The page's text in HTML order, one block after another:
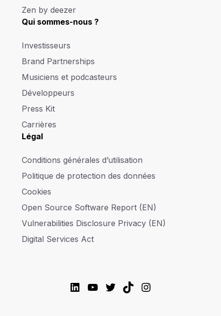
Zen by deezer
Qui sommes-nous ?
Investisseurs
Brand Partnerships
Musiciens et podcasteurs
Développeurs
Press Kit
Carrières
Légal
Conditions générales d’utilisation
Politique de protection des données
Cookies
Open Source Software Report (EN)
Vulnerabilities Disclosure Privacy (EN)
Digital Services Act
LinkedIn
YouTube
Twitter
TikTokInstagram